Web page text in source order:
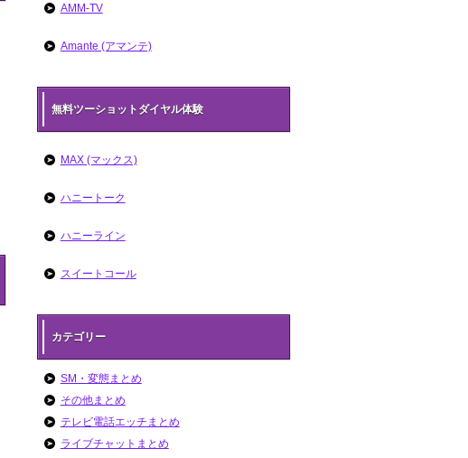
AMM-TV
Amante (アマンテ)
無料ツーショットダイヤル体験
MAX (マックス)
ハニートーク
ハニーライン
スイートコール
カテゴリー
SM・変態まとめ
その他まとめ
テレビ電話エッチまとめ
ライブチャットまとめ